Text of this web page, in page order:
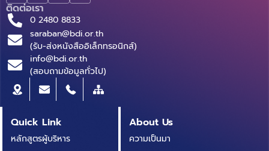
ติดต่อเรา
0 2480 8833
saraban@bdi.or.th
(รับ-ส่งหนังสืออิเล็กทรอนิกส์)
info@bdi.or.th
(สอบถามข้อมูลทั่วไป)
Quick Link
หลักสูตรผู้บริหาร
About Us
ความเป็นมา